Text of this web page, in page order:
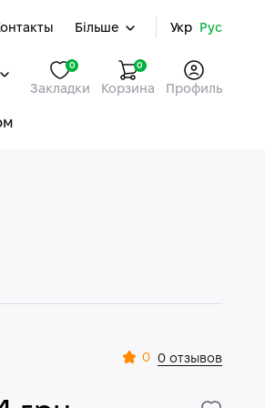
Більше Укр Рус
Закладки
0 0
Корзина Профиль
0 0 отзывов